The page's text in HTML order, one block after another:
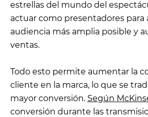
estrellas del mundo del
actuar como presentadores para
audiencia más amplia posible y
ventas.
Todo esto permite aumentar la
cliente en la marca, lo que se
mayor conversión. Según
conversión durante las